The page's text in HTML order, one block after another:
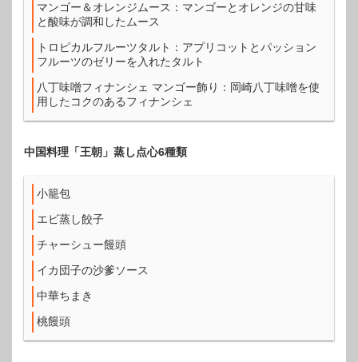
マンゴー＆オレンジムース：マンゴーとオレンジの甘味
と酸味が調和したムース
トロピカルフルーツタルト：アプリコットとパッション
フルーツのゼリーを入れたタルト
八丁味噌フィナンシェ マンゴー飾り：岡崎八丁味噌を使
用したコクのあるフィナンシェ
中国料理「王朝」蒸し点心6種類
小籠包
エビ蒸し餃子
チャーシュー饅頭
イカ団子の沙爹ソース
中華ちまき
桃饅頭